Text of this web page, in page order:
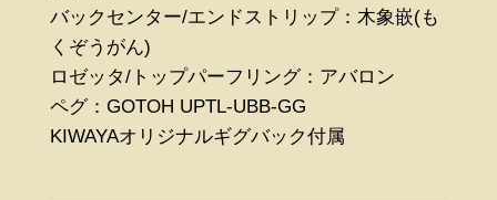
バックセンター/エンドストリップ：木象嵌(も
くぞうがん)
ロゼッタ/トップパーフリング：アバロン
ペグ：GOTOH UPTL-UBB-GG
KIWAYAオリジナルギグバック付属